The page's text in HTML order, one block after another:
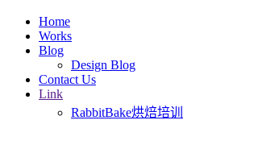
Home
Works
Blog
Design Blog
Contact Us
Link
RabbitBake烘焙培训